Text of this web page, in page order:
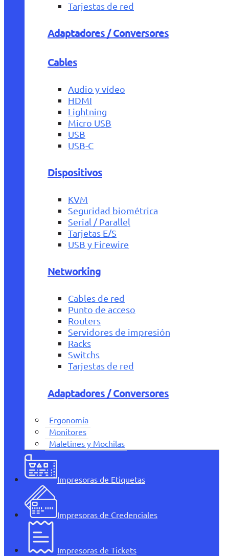
Tarjestas de red
Adaptadores / Conversores
Cables
Audio y vídeo
HDMI
Lightning
Micro USB
USB
USB-C
Dispositivos
KVM
Seguridad biométrica
Serial / Parallel
Tarjetas E/S
USB y Firewire
Networking
Cables de red
Punto de acceso
Routers
Servidores de impresión
Racks
Switchs
Tarjestas de red
Adaptadores / Conversores
Ergonomía
Monitores
Maletines y Mochilas
Impresoras de Etiquetas
Impresoras de Credenciales
Impresoras de Tickets